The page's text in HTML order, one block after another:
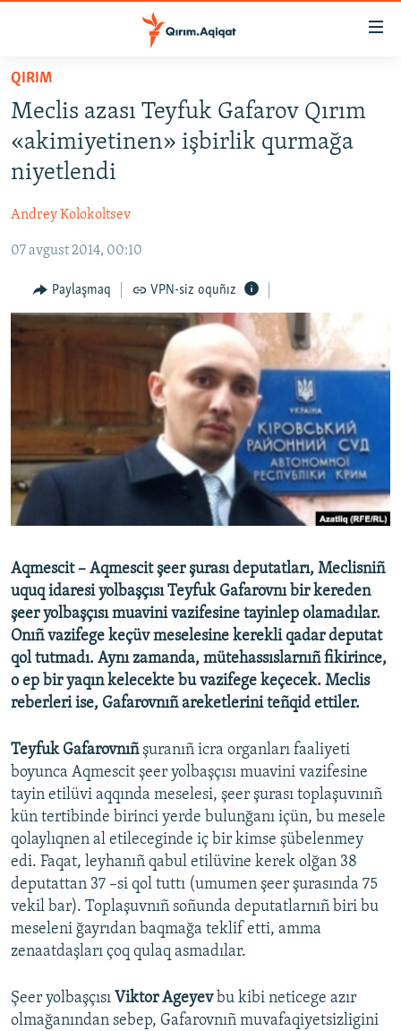
Esas
qaytmaq
Baş
navigatsiyağa
qaytmaq
Qıdıruvğa
qaytmaq
HABERLER
SİYASET
İQTİSADİYAT
MEDENİYET
İNSAN AQLARI
VİDEO
SÜRET
Русский
Українською
QOŞULIÑIZ!
RFE/RS bütün saytları
QIRIM
Meclis azası Teyfuk Gafarov Qırım
«akimiyetinen» işbirlik qurmağa
niyetlendi
Andrey Kolokoltsev
07 avgust 2014, 00:10
Paylaşmaq VPN-siz oquñız
Aqmescit – Aqmescit şeer şurası deputatları, Meclisniñ
uquq idaresi yolbaşçısı Teyfuk Gafarovnı bir kereden
şeer yolbaşçısı muavini vazifesine tayinlep olamadılar.
Onıñ vazifege keçüv meselesine kerekli qadar deputat
qol tutmadı. Aynı zamanda, mütehassıslarnıñ fikirince,
o ep bir yaqın kelecekte bu vazifege keçecek. Meclis
reberleri ise, Gafarovnıñ areketlerini teñqid ettiler.
Teyfuk Gafarovnıñşuranıñ icra organları faaliyeti
boyunca Aqmescit şeer yolbaşçısı muavini vazifesine
tayin etilüvi aqqında meselesi, şeer şurası toplaşuvınıñ
kün tertibinde birinci yerde bulunğanı içün, bu mesele
qolaylıqnen al etileceginde iç bir kimse şübelenmey
edi. Faqat, leyhanıñ qabul etilüvine kerek olğan 38
deputattan 37 –si qol tuttı (umumen şeer şurasında 75
vekil bar). Toplaşuvnıñ soñunda deputatlarnıñ biri bu
meseleni ğayrıdan baqmağa teklif etti, amma
zenaatdaşları çoq qulaq asmadılar.
Şeer yolbaşçısı Viktor Ageyevbu kibi neticege azır
olmağanından sebep, Gafarovnıñ muvafaqiyetsizligini